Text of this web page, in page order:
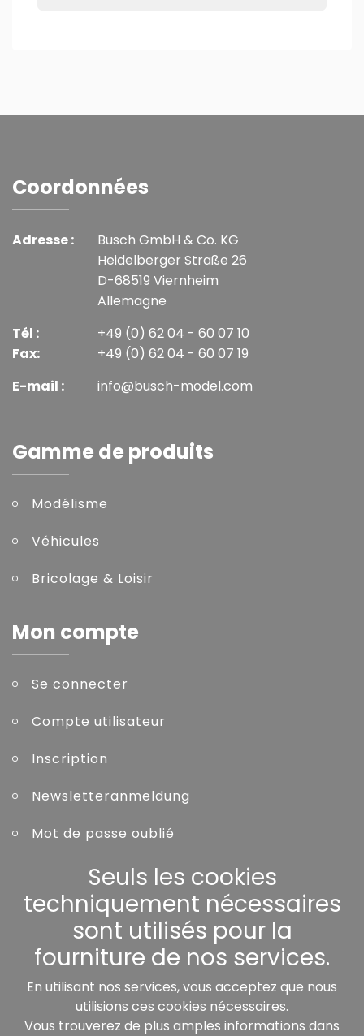
Coordonnées
Adresse :
Busch GmbH & Co. KG
Heidelberger Straße 26
D-68519 Viernheim
Allemagne
Tél :
Fax:
+49 (0) 62 04 - 60 07 10
+49 (0) 62 04 - 60 07 19
E-mail :
info@busch-model.com
Gamme de produits
Modélisme
Véhicules
Bricolage & Loisir
Mon compte
Se connecter
Compte utilisateur
Inscription
Newsletteranmeldung
Mot de passe oublié
Nos partenaires:
Seuls les cookies
techniquement nécessaires
sont utilisés pour la
fourniture de nos services.
En utilisant nos services, vous acceptez que nous
utilisions ces cookies nécessaires.
Vous trouverez de plus amples informations dans